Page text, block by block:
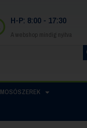
H-P: 8:00 - 17:30
A webshop mindig nyitva
MOSÓSZEREK